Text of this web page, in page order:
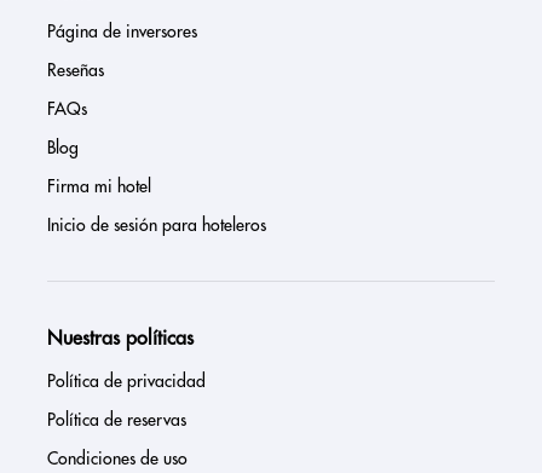
Página de inversores
Reseñas
FAQs
Blog
Firma mi hotel
Inicio de sesión para hoteleros
Nuestras políticas
Política de privacidad
Política de reservas
Condiciones de uso